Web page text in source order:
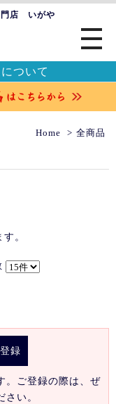
門店 いがや
ついて
Home 全商品
。
録
。ご登録の際は、ぜ
い。